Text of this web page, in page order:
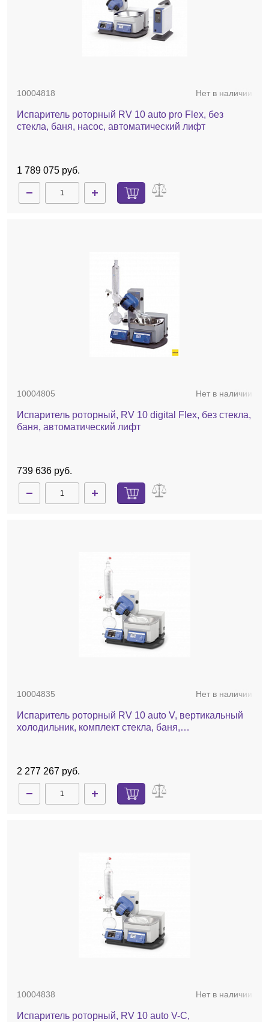
10004818 Нет в наличии
Испаритель роторный RV 10 auto pro Flex, без
стекла, баня, насос, автоматический лифт
1 789 075 руб.
10004805 Нет в наличии
Испаритель роторный, RV 10 digital Flex, без стекла,
баня, автоматический лифт
739 636 руб.
10004835 Нет в наличии
Испаритель роторный RV 10 auto V, вертикальный
холодильник, комплект стекла, баня,
2 277 267 руб.
10004838 Нет в наличии
Испаритель роторный, RV 10 auto V-С,